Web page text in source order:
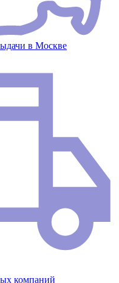
в Москве
компаний